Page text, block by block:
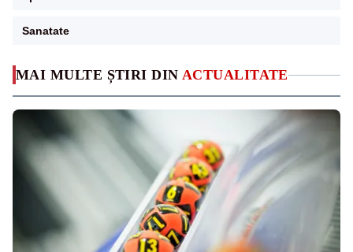
MAI MULTE ȘTIRI DIN ACTUALITATE
Sanatate